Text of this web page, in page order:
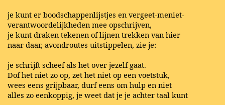
je kunt er boodschappenlijstjes en vergeet-meniet-
verantwoordelijkheden mee opschrijven,
je kunt draken tekenen of lijnen trekken van hier
naar daar, avondroutes uitstippelen, zie je:
je schrijft scheef als het over jezelf gaat.
Dof het niet zo op, zet het niet op een voetstuk,
wees eens grijpbaar, durf eens om hulp en niet
alles zo eenkoppig, je weet dat je je achter taal kunt